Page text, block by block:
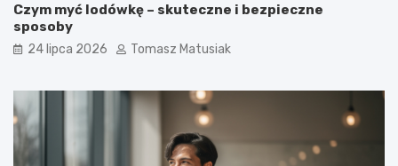
Czym myć lodówkę – skuteczne i bezpieczne
sposoby
24 lipca 2026 Tomasz Matusiak